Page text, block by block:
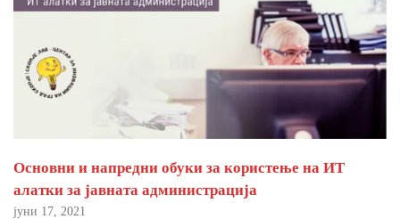
Основни и напредни обуки за користење на ИТ
алатки за јавната администрација
јуни 17, 2021